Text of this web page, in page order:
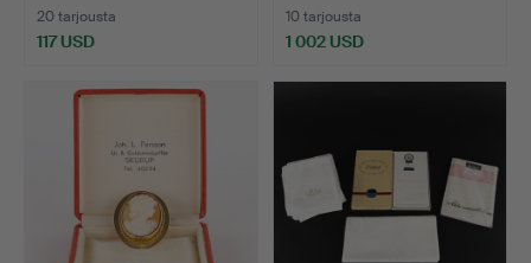
20 tarjousta
117 USD
10 tarjousta
1 002 USD